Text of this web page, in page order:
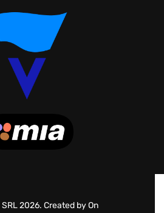
2026. Created by On